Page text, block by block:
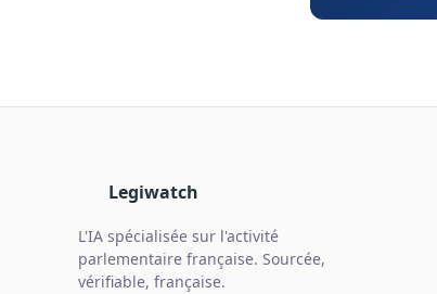
Legiwatch
L'IA spécialisée sur l'activité
parlementaire française. Sourcée,
vérifiable, française.